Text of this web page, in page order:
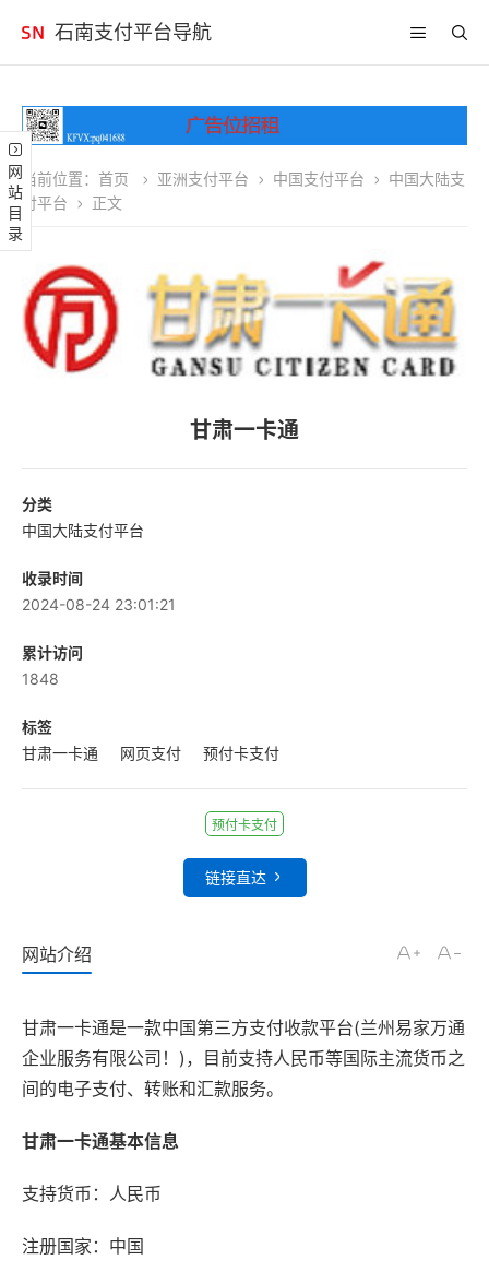
石南支付平台导航
网站目录 当前位置： 首页 亚洲支付平台 中国支付平台
中国大陆支
付平台
正文
甘肃一卡通
分类
中国大陆支付平台
收录时间
2024-08-24 23:01:21
累计访问
1848
标签
甘肃一卡通
网页支付 预付卡支付
预付卡支付
链接直达
网站介绍
甘肃一卡通是一款中国第三方支付收款平台(兰州易家万通
企业服务有限公司！)，目前支持人民币等国际主流货币之
间的电子支付、转账和汇款服务。
甘肃一卡通基本信息
支持货币：人民币
注册国家：中国